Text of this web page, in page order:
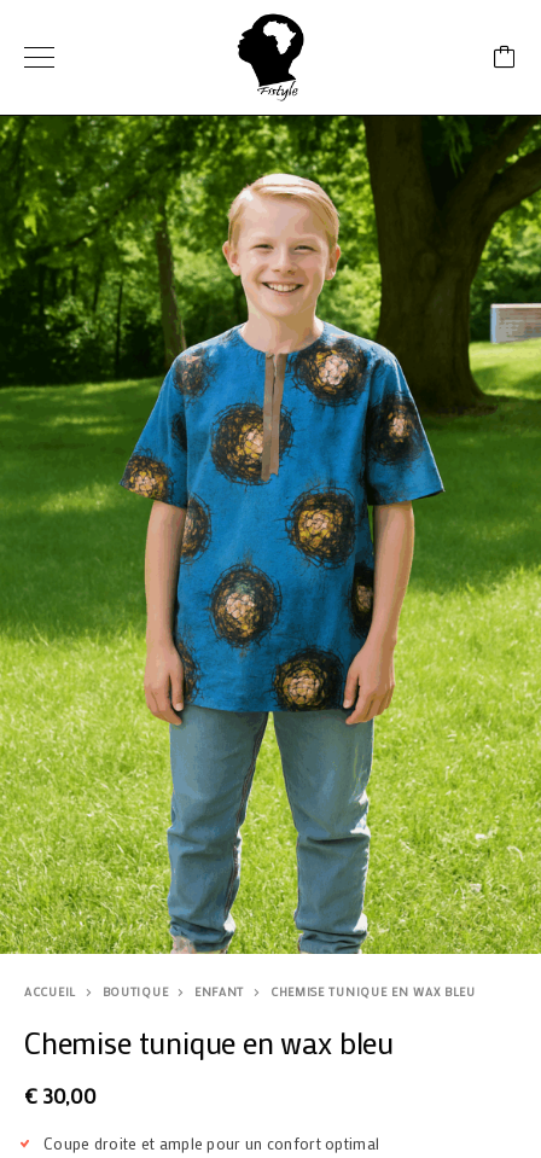
ACCUEIL BOUTIQUE ENFANT CHEMISE TUNIQUE EN WAX BLEU
Chemise tunique en wax bleu
€30,00
Coupe droite et ample pour un confort optimal